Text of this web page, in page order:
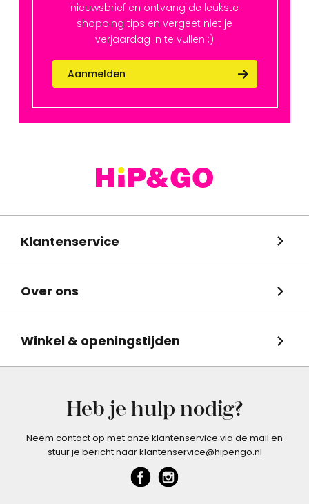
nieuwsbrief en ontvang de leukste
shopping tips en vergeet niet je
verjaardag in te vullen ;)
Aanmelden
Klantenservice
Over ons
Winkel & openingstijden
Heb je hulp nodig?
Neem contact op met onze klantenservice via de mail en
stuur je bericht naar klantenservice@hipengo.nl